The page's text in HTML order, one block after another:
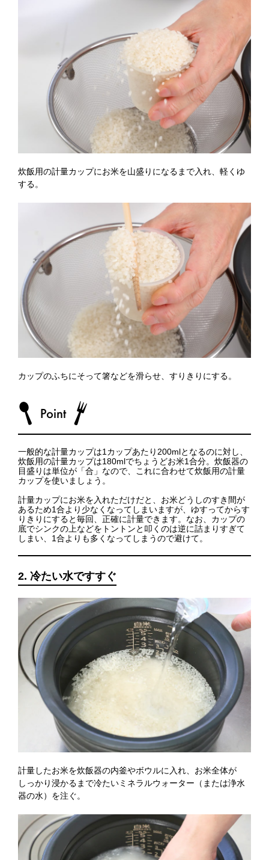
炊飯用の計量カップにお米を山盛りになるまで入れ、軽くゆ
する。
カップのふちにそって箸などを滑らせ、すりきりにする。
一般的な計量カップは1カップあたり200mlとなるのに対し、
炊飯用の計量カップは180mlでちょうどお米1合分。炊飯器の
目盛りは単位が「合」なので、これに合わせて炊飯用の計量
カップを使いましょう。
計量カップにお米を入れただけだと、お米どうしのすき間が
あるため1合より少なくなってしまいますが、ゆすってからす
りきりにすると毎回、正確に計量できます。なお、カップの
底でシンクの上などをトントンと叩くのは逆に詰まりすぎて
しまい、1合よりも多くなってしまうので避けて。
2. 冷たい水ですすぐ
計量したお米を炊飯器の内釜やボウルに入れ、お米全体が
しっかり浸かるまで冷たいミネラルウォーター（または浄水
器の水）を注ぐ。